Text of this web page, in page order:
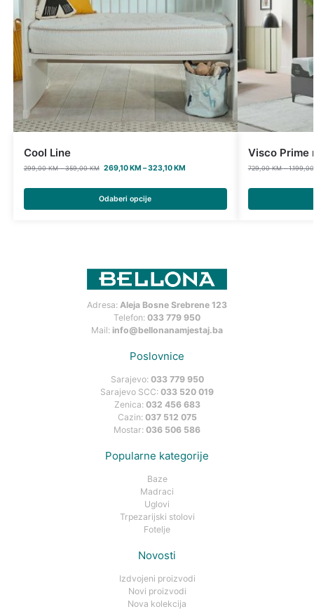
Cool Line
299,00KM – 359,00KM 269,10KM –323,10KM
Odaberi opcije
Visco Prime
729,00KM –
Adresa: Aleja Bosne Srebrene 123
Telefon: 033 779 950
Mail: info@bellonanamjestaj.ba
Poslovnice
Sarajevo: 033 779 950
Sarajevo SCC: 033 520 019
Zenica: 032 456 683
Cazin: 037 512 075
Mostar: 036 506 586
Popularne kategorije
Baze
Madraci
Uglovi
Trpezarijski stolovi
Fotelje
Novosti
Izdvojeni proizvodi
Novi proizvodi
Nova kolekcija